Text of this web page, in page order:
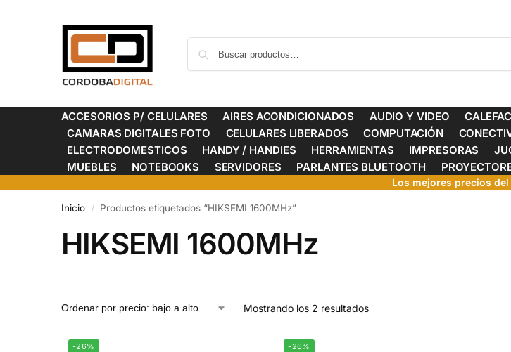
ACCESORIOS P/ CELULARES AIRES ACONDICIONADOS AUDIO Y VIDEO
CAMARAS DIGITALES FOTO
CELULARES LIBERADOS COMPUTACIÓN
ELECTRODOMESTICOS
HANDY / HANDIES HERRAMIENTAS IMPRESORAS
MUEBLES
NOTEBOOKS SERVIDORES PARLANTES BLUETOOTH
Los mejores precios
Inicio / Productos etiquetados “HIKSEMI 1600MHz”
HIKSEMI 1600MHz
Mostrando los 2 resultados
-26% -26%